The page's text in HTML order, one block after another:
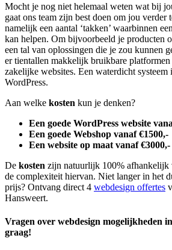
Mocht je nog niet helemaal weten wat bij
gaat ons team zijn best doen om jou verder
namelijk een aantal ‘takken’ waarbinnen
kan helpen. Om bijvoorbeeld je producten
een tal van oplossingen die je zou kunnen
er tientallen makkelijk bruikbare
zakelijke websites. Een waterdicht systeem
WordPress.
Aan welke kosten kun je denken?
Een goede WordPress website
Een goede Webshop vanaf €1500,-
Een website op maat vanaf €3000,-
De kosten zijn natuurlijk 100% afhankelijk
de complexiteit hiervan. Niet langer in het
prijs? Ontvang direct 4 webdesign offertes
Hansweert.
Vragen over webdesign mogelijkheden
graag!